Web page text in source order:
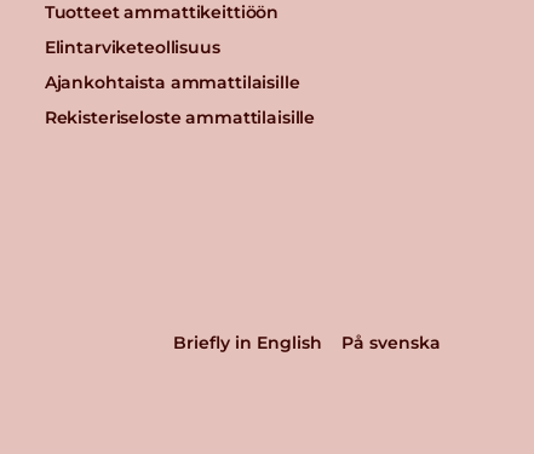
Tuotteet ammattikeittiöön
Elintarviketeollisuus
Ajankohtaista ammattilaisille
Rekisteriseloste ammattilaisille
Briefly in English På svenska